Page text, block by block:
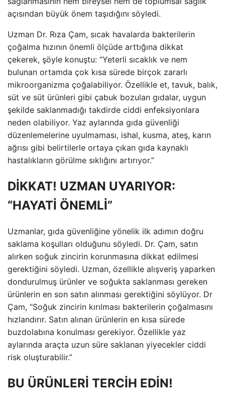
açısından büyük önem taşıdığını söyledi.
Uzman Dr. Rıza Çam, sıcak havalarda bakterilerin
çoğalma hızının önemli ölçüde arttığına dikkat
çekerek, şöyle konuştu: “Yeterli sıcaklık ve nem
bulunan ortamda çok kısa sürede birçok zararlı
mikroorganizma çoğalabiliyor. Özellikle et, tavuk, balık,
süt ve süt ürünleri gibi çabuk bozulan gıdalar, uygun
şekilde saklanmadığı takdirde ciddi enfeksiyonlara
neden olabiliyor. Yaz aylarında gıda güvenliği
düzenlemelerine uyulmaması, ishal, kusma, ateş, karın
ağrısı gibi belirtilerle ortaya çıkan gıda kaynaklı
hastalıkların görülme sıklığını artırıyor.”
DİKKAT! UZMAN UYARIYOR:
“HAYATİ ÖNEMLİ”
Uzmanlar, gıda güvenliğine yönelik ilk adımın doğru
saklama koşulları olduğunu söyledi. Dr. Çam, satın
alırken soğuk zincirin korunmasına dikkat edilmesi
gerektiğini söyledi. Uzman, özellikle alışveriş yaparken
dondurulmuş ürünler ve soğukta saklanması gereken
ürünlerin en son satın alınması gerektiğini söylüyor. Dr
Çam, “Soğuk zincirin kırılması bakterilerin çoğalmasını
hızlandırır. Satın alınan ürünlerin en kısa sürede
buzdolabına konulması gerekiyor. Özellikle yaz
aylarında araçta uzun süre saklanan yiyecekler ciddi
risk oluşturabilir.”
BU ÜRÜNLERİ TERCİH EDİN!